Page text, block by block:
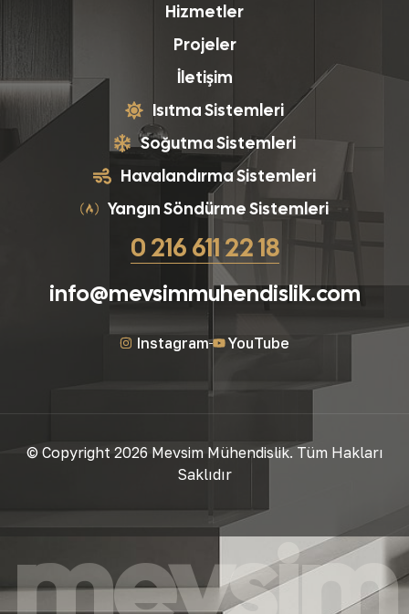
Hizmetler
Projeler
İletişim
Isıtma Sistemleri
Soğutma Sistemleri
Havalandırma Sistemleri
Yangın Söndürme Sistemleri
0 216 611 22 18
info@mevsimmuhendislik.com
Instagram YouTube
© Copyright 2026 Mevsim Mühendislik. Tüm Hakları
Saklıdır